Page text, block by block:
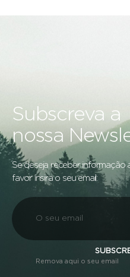
Subscreva a
nossa
Se deseja receber informação
favor insira o seu email:
Remova aqui o seu email